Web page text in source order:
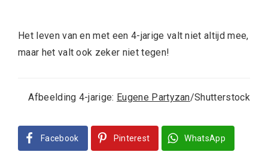
Het leven van en met een 4-jarige valt niet altijd mee,
maar het valt ook zeker niet tegen!
Afbeelding 4-jarige: Eugene Partyzan/Shutterstock
Facebook Pinterest WhatsApp